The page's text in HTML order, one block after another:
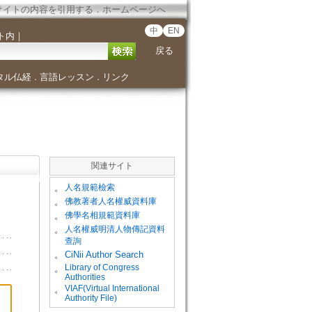
イトの内容を引用する．ホームページへ
内 ｜ 中 EN
戻る
ル仏経． 言語レッスン ． リンク
関連サイト
。 人名規範檢索
。 佛教著者人名權威資料庫
。 佛學名相規範資料庫
。
人名權威明清人物傳記資料
查詢
。
CiNii Author Search
。
Library of Congress
Authorities
。
VIAF(Virtual International
Authority File)